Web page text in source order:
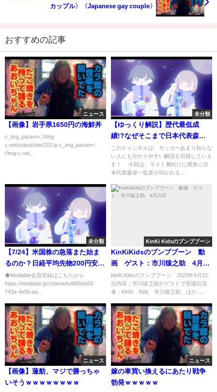
カップル〉〈Japanese gay couple〉
おすすめの記事
ニュース
【画像】岩手県1650円の海鮮丼
c_img_param=; //img-
c.net/output/site/202.js c_img_param=;
//img-c.net...
未分類
【ゆっくり解説】歴代最低成
績!?なぜそこまで日本代表森保
一監督は叩かれるのか【サッカ
ー】
このチャンネルは、サッカーあまり知らな
い人にも分かりやすい解説を目指していま
す！ 今回は、ライト層向けに簡単に日
本代表森保一監督が叩かれる...
未分類
【7/24】米国株の急落また始ま
るのか？日経平均先物200円安。
過熱の修正。円高進行。仮想通
貨も下落中。日本株まだ上が
◆Mediable会員登録はこちらから
https://mediable.jp/channels/f665eb63-
743a-4e5b-aa...
KinKi Kidsのブンブブーン
KinKiKidsのブンブブーン 動
画 ゲスト：市川猿之助 4月22
日
KinKi Kidsのブンブブーン 2023年4月22
日内容：市川猿之助がゲストで登場出演
者：KinKi Kids 市川猿之助 ほか......
ニュース
【画像】蓮舫、マジで勝っちゃ
いそうｗｗｗｗｗｗｗｗ
ニュース
嫁の車買い換えるにあたり戦争
勃発ｗｗｗｗｗ